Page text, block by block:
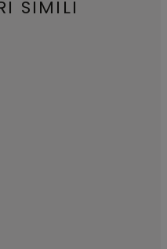
SIMILI